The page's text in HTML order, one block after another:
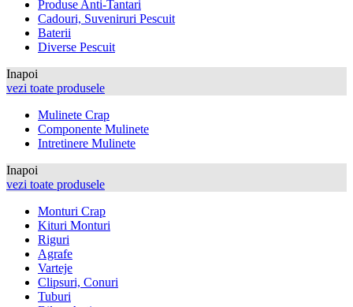
Produse Anti-Tantari
Cadouri, Suveniruri Pescuit
Baterii
Diverse Pescuit
Inapoi
vezi toate produsele
Mulinete Crap
Componente Mulinete
Intretinere Mulinete
Inapoi
vezi toate produsele
Monturi Crap
Kituri Monturi
Riguri
Agrafe
Varteje
Clipsuri, Conuri
Tuburi